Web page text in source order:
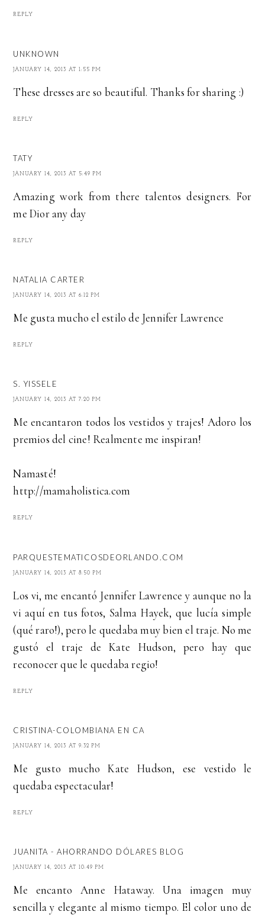
REPLY
UNKNOWN
JANUARY 14, 2013 AT 1:55 PM
These dresses are so beautiful. Thanks for sharing :)
REPLY
TATY
JANUARY 14, 2013 AT 5:49 PM
Amazing work from there talentos designers. For
me Dior any day
REPLY
NATALIA CARTER
JANUARY 14, 2013 AT 6:12 PM
Me gusta mucho el estilo de Jennifer Lawrence
REPLY
S. YISSELE
JANUARY 14, 2013 AT 7:20 PM
Me encantaron todos los vestidos y trajes! Adoro los
premios del cine! Realmente me inspiran!
Namasté!
http://mamaholistica.com
REPLY
PARQUESTEMATICOSDEORLANDO.COM
JANUARY 14, 2013 AT 8:50 PM
Los vi, me encantó Jennifer Lawrence y aunque no la
vi aquí en tus fotos, Salma Hayek, que lucía simple
(qué raro!), pero le quedaba muy bien el traje. No me
gustó el traje de Kate Hudson, pero hay que
reconocer que le quedaba regio!
REPLY
CRISTINA-COLOMBIANA EN CA
JANUARY 14, 2013 AT 9:32 PM
Me gusto mucho Kate Hudson, ese vestido le
quedaba espectacular!
REPLY
JUANITA - AHORRANDO DÓLARES BLOG
JANUARY 14, 2013 AT 10:49 PM
Me encanto Anne Hataway. Una imagen muy
sencilla y elegante al mismo tiempo. El color uno de